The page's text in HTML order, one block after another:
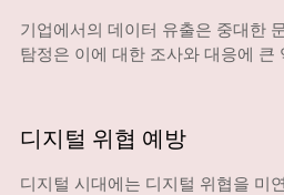
기업에서의 데이터 유출은 중대한
탐정은 이에 대한 조사와 대응에 큰
디지털 위협 예방
디지털 시대에는 디지털 위협을 미